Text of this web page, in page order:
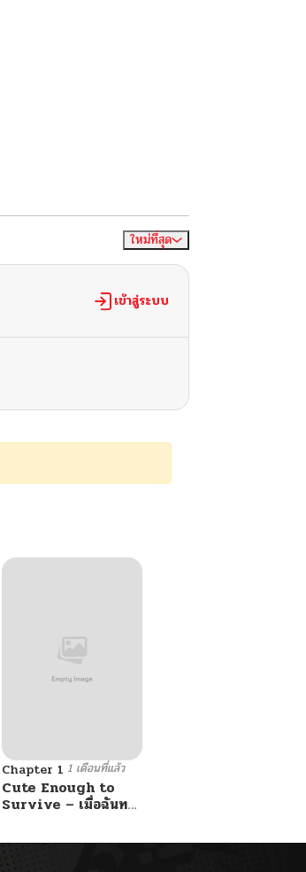
ใหม่ที่สุด
เข้าสู่ระบบ
Chapter 1 1 เดือนที่แล้ว
Cute Enough to
Survive – เมื่อฉันทะ
ไร้ค่า ขอเอาตัวรอดด้วย